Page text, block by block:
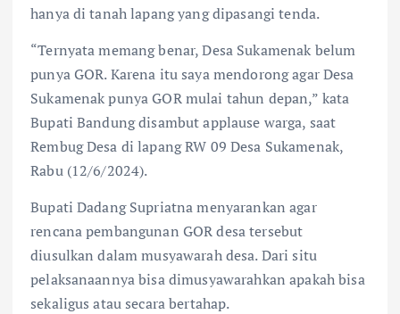
hanya di tanah lapang yang dipasangi tenda.
“Ternyata memang benar, Desa Sukamenak belum
punya GOR. Karena itu saya mendorong agar Desa
Sukamenak punya GOR mulai tahun depan,” kata
Bupati Bandung disambut applause warga, saat
Rembug Desa di lapang RW 09 Desa Sukamenak,
Rabu (12/6/2024).
Bupati Dadang Supriatna menyarankan agar
rencana pembangunan GOR desa tersebut
diusulkan dalam musyawarah desa. Dari situ
pelaksanaannya bisa dimusyawarahkan apakah bisa
sekaligus atau secara bertahap.